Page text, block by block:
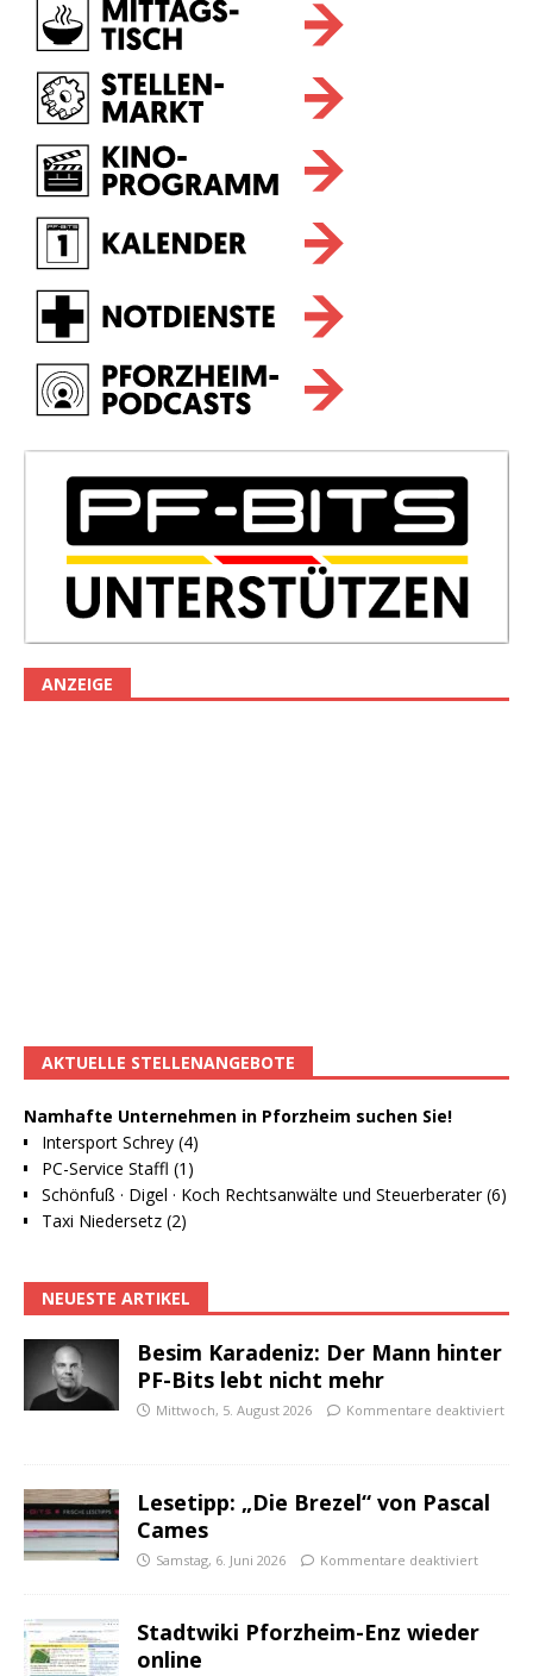
ANZEIGE
AKTUELLE STELLENANGEBOTE
Namhafte Unternehmen in Pforzheim suchen Sie!
Intersport Schrey (4)
PC-Service Staffl (1)
Schönfuß · Digel · Koch Rechtsanwälte und Steuerberater (6)
Taxi Niedersetz (2)
NEUESTE ARTIKEL
Besim Karadeniz: Der Mann hinter
PF-Bits lebt nicht mehr
Mittwoch, 5. August 2026 Kommentare deaktiviert
Lesetipp: „Die Brezel“ von Pascal
Cames
Samstag, 6. Juni 2026 Kommentare deaktiviert
Stadtwiki Pforzheim-Enz wieder
online